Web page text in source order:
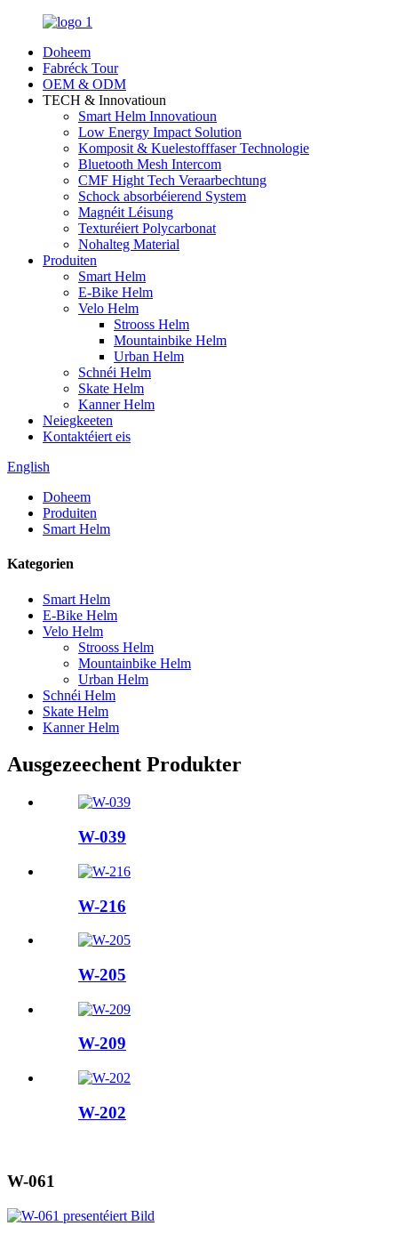
Doheem
Fabréck Tour
OEM & ODM
TECH & Innovatioun
Smart Helm Innovatioun
Low Energy Impact Solution
Komposit & Kuelestofffaser Technologie
Bluetooth Mesh Intercom
CMF Hight Tech Veraarbechtung
Schock absorbéierend System
Magnéit Léisung
Texturéiert Polycarbonat
Nohalteg Material
Produiten
Smart Helm
E-Bike Helm
Velo Helm
Strooss Helm
Mountainbike Helm
Urban Helm
Schnéi Helm
Skate Helm
Kanner Helm
Neiegkeeten
Kontaktéiert eis
English
Doheem
Produiten
Smart Helm
Kategorien
Smart Helm
E-Bike Helm
Velo Helm
Strooss Helm
Mountainbike Helm
Urban Helm
Schnéi Helm
Skate Helm
Kanner Helm
Ausgezeechent Produkter
W-039
W-216
W-205
W-209
W-202
W-061